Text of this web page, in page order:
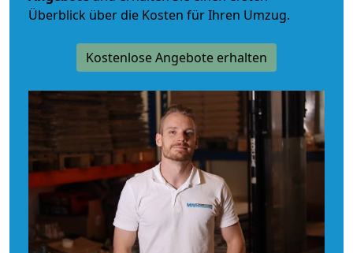
Überblick über die Kosten für Ihren Umzug.
Kostenlose Angebote erhalten